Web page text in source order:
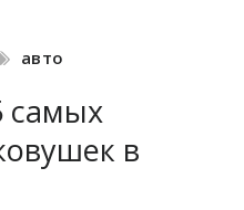
авто
самых
в